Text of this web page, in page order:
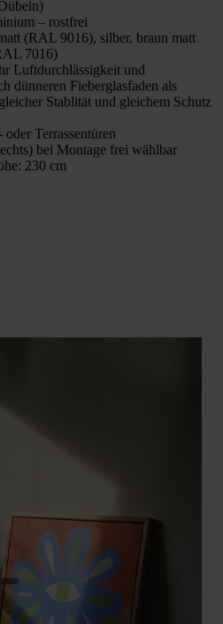
– rostfrei
(RAL 9016), silber, braun matt
7016)
Luftdurchlässigkeit und
dünneren Fieberglasfaden als
Stablität und gleichem Schutz
Terrassentüren
bei Montage frei wählbar
230 cm